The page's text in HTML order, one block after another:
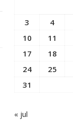
3
4
10
11
17
18
24
25
31
« jul